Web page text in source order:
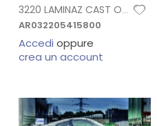
3220 LAMINAZ CAST OPACO H. 1,37X45,7 MT
AR032205415800
Accedi oppure
crea un account